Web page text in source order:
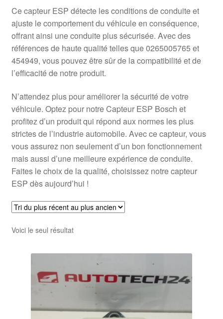
Procédure de Réclamation
Termes et conditions
Ce capteur ESP détecte les conditions de conduite et
ajuste le comportement du véhicule en conséquence,
offrant ainsi une conduite plus sécurisée. Avec des
références de haute qualité telles que 0265005765 et
454949, vous pouvez être sûr de la compatibilité et de
l’efficacité de notre produit.
N’attendez plus pour améliorer la sécurité de votre
véhicule. Optez pour notre Capteur ESP Bosch et
profitez d’un produit qui répond aux normes les plus
strictes de l’industrie automobile. Avec ce capteur, vous
vous assurez non seulement d’un bon fonctionnement
mais aussi d’une meilleure expérience de conduite.
Faites le choix de la qualité, choisissez notre capteur
ESP dès aujourd’hui !
Voici le seul résultat